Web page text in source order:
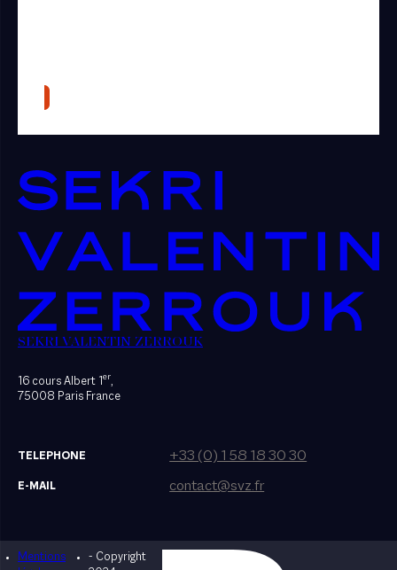
SEKRI VALENTIN ZERROUK
16 cours Albert 1er,
75008 Paris France
TELEPHONE +33 (0) 1 58 18 30 30
E-MAIL contact@svz.fr
Mentions
- Copyright
Designed by Bonhomme